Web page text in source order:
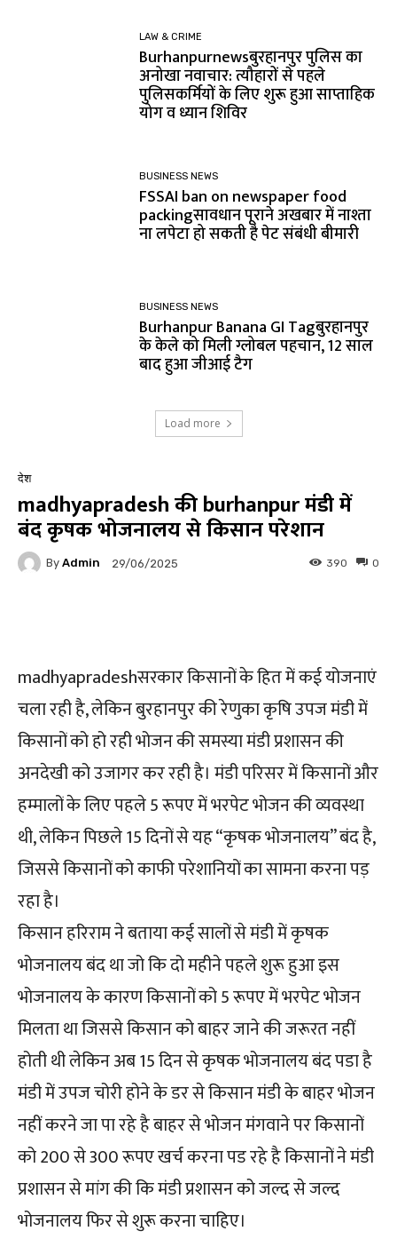
LAW & CRIME
Burhanpurnewsबुरहानपुर पुलिस का
अनोखा नवाचार: त्यौहारों से पहले
पुलिसकर्मियों के लिए शुरू हुआ साप्ताहिक
योग व ध्यान शिविर
BUSINESS NEWS
FSSAI ban on newspaper food
packingसावधान पूराने अखबार में नाश्ता
ना लपेटा हो सकती है पेट संबंधी बीमारी
BUSINESS NEWS
Burhanpur Banana GI Tagबुरहानपुर
के केले को मिली ग्लोबल पहचान, 12 साल
बाद हुआ जीआई टैग
Load more
देश
madhyapradesh की burhanpur मंडी में
बंद कृषक भोजनालय से किसान परेशान
By Admin 29/06/2025 0
390
madhyapradeshसरकार किसानों के हित में कई योजनाएं
चला रही है, लेकिन बुरहानपुर की रेणुका कृषि उपज मंडी में
किसानों को हो रही भोजन की समस्या मंडी प्रशासन की
अनदेखी को उजागर कर रही है। मंडी परिसर में किसानों और
हम्मालों के लिए पहले 5 रूपए में भरपेट भोजन की व्यवस्था
थी, लेकिन पिछले 15 दिनों से यह “कृषक भोजनालय” बंद है,
जिससे किसानों को काफी परेशानियों का सामना करना पड़
रहा है।
किसान हरिराम ने बताया कई सालों से मंडी में कृषक
भोजनालय बंद था जो कि दो महीने पहले शुरू हुआ इस
भोजनालय के कारण किसानों को 5 रूपए में भरपेट भोजन
मिलता था जिससे किसान को बाहर जाने की जरूरत नहीं
होती थी लेकिन अब 15 दिन से कृषक भोजनालय बंद पडा है
मंडी में उपज चोरी होने के डर से किसान मंडी के बाहर भोजन
नहीं करने जा पा रहे है बाहर से भोजन मंगवाने पर किसानों
को 200 से 300 रूपए खर्च करना पड रहे है किसानों ने मंडी
प्रशासन से मांग की कि मंडी प्रशासन को जल्द से जल्द
भोजनालय फिर से शुरू करना चाहिए।